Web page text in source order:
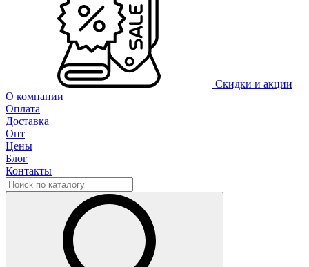
Скидки и акции
О компании
Оплата
Доставка
Опт
Цены
Блог
Контакты